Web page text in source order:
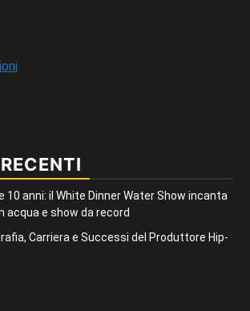
10 anni: il White Dinner Water Show incanta
acqua e show da record
Carriera e Successi del Produttore Hip-